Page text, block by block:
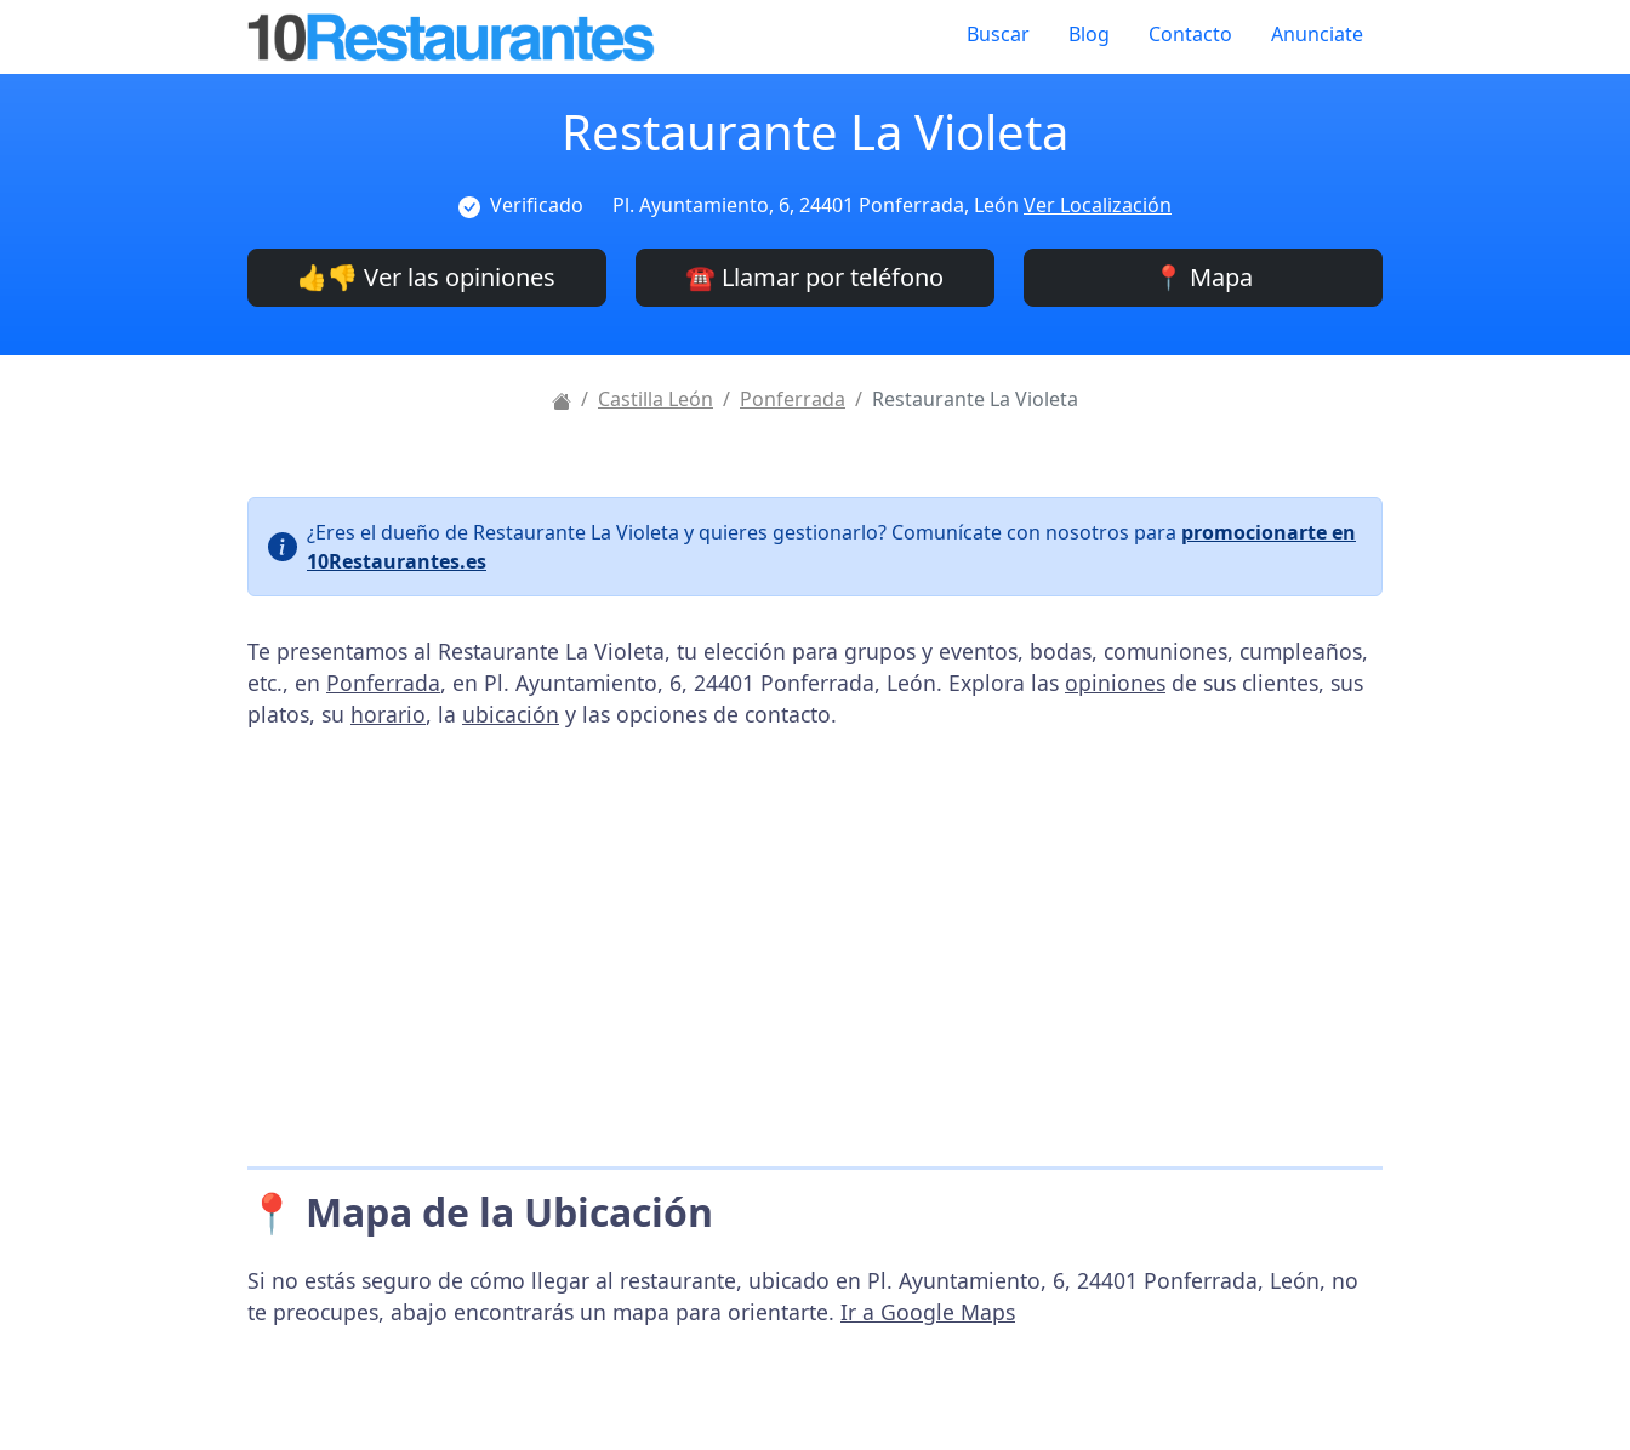
Buscar Blog Contacto Anunciate
Restaurante La Violeta
Verificado Pl. Ayuntamiento, 6, 24401 Ponferrada, León Ver Localización
👍👎 Ver las opiniones ☎️ Llamar por teléfono 📍 Mapa
Castilla León Ponferrada Restaurante La Violeta
¿Eres el dueño de Restaurante La Violeta y quieres gestionarlo? Comunícate con nosotros para promocionarte en
10Restaurantes.es
Te presentamos al Restaurante La Violeta, tu elección para grupos y eventos, bodas, comuniones, cumpleaños,
etc., en Ponferrada, en Pl. Ayuntamiento, 6, 24401 Ponferrada, León. Explora las opiniones de sus clientes, sus
platos, su horario, la ubicación y las opciones de contacto.
📍 Mapa de la Ubicación
Si no estás seguro de cómo llegar al restaurante, ubicado en Pl. Ayuntamiento, 6, 24401 Ponferrada, León, no
te preocupes, abajo encontrarás un mapa para orientarte. Ir a Google Maps